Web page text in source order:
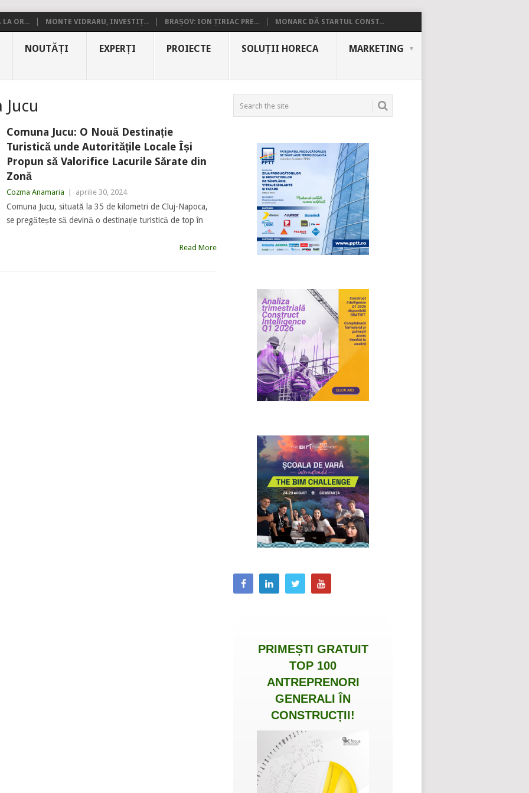
LA OR... MONTE VIDRARU, INVESTIȚ... BRAȘOV: ION ȚIRIAC PRE... MONARC DĂ STARTUL CONST...
NOUTĂȚI EXPERȚI PROIECTE SOLUȚII HORECA MARKETING
Jucu
Comuna Jucu: O Nouă Destinație
Turistică unde Autoritățile Locale Își
Propun să Valorifice Lacurile Sărate din
Zonă
Cozma Anamaria aprilie 30, 2024
Comuna Jucu, situată la 35 de kilometri de Cluj-Napoca,
se pregătește să devină o destinație turistică de top în
Read More
PRIMEȘTI GRATUIT
TOP 100
ANTREPRENORI
GENERALI ÎN
CONSTRUCȚII!